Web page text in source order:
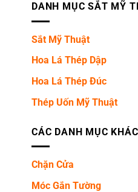
DANH MỤC SẮT MỸ
Sắt Mỹ Thuật
Hoa Lá Thép Dập
Hoa Lá Thép Đúc
Thép Uốn Mỹ Thuật
CÁC DANH MỤC KHÁC
Chặn Cửa
Móc Gắn Tường